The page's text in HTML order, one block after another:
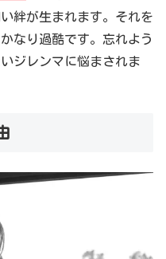
絆が生まれます。それを
なり過酷です。忘れよう
ジレンマに悩まされま